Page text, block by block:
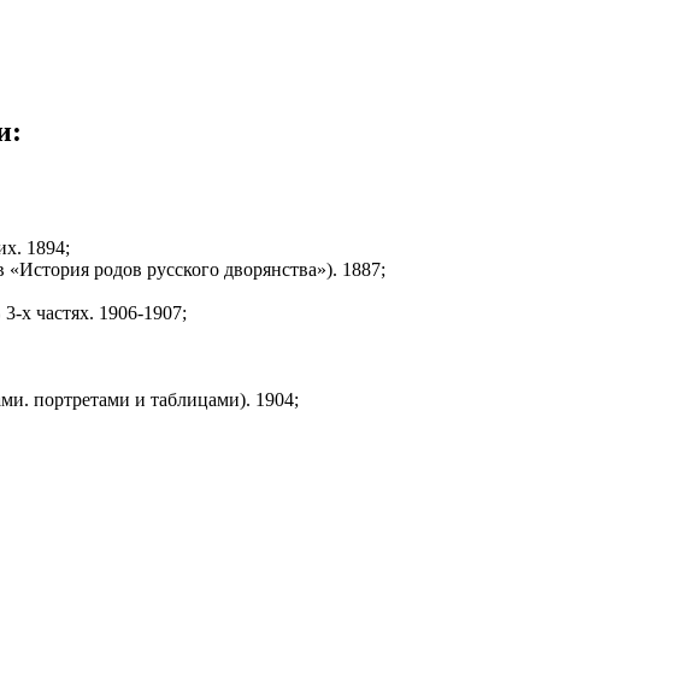
1894;
родов русского дворянства»). 1887;
х частях. 1906-1907;
портретами и таблицами). 1904;